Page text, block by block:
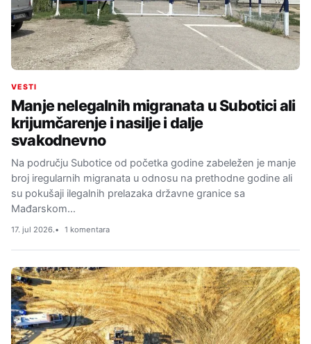
VESTI
Manje nelegalnih migranata u Subotici ali
krijumčarenje i nasilje i dalje
svakodnevno
Na području Subotice od početka godine zabeležen je manje
broj iregularnih migranata u odnosu na prethodne godine ali
su pokušaji ilegalnih prelazaka državne granice sa
Mađarskom…
17. jul 2026. 1 komentara